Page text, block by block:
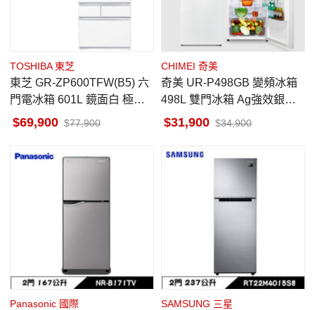
TOSHIBA 東芝
東芝 GR-ZP600TFW(B5) 六
門電冰箱 601L 鏡面白 極光
鏡面ZP系列
69,900 77,900
CHIMEI 奇美
奇美 UR-P498GB 變頻冰箱
498L 雙門冰箱 Ag強效銀除
菌 ECO⁺智慧節能 琉璃白
31,900 34,900
Panasonic 國際 SAMSUNG 三星